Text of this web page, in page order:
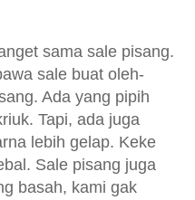
sama sale pisang.
sale buat oleh-
Ada yang pipih
Tapi, ada juga
lebih gelap. Keke
Sale pisang juga
basah, kami gak